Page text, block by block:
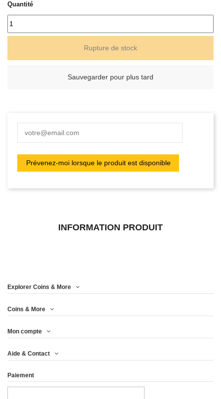
Quantité
Rupture de stock
Sauvegarder pour plus tard
INFORMATION PRODUIT
Explorer Coins & More
Coins & More
Mon compte
Aide & Contact
Paiement